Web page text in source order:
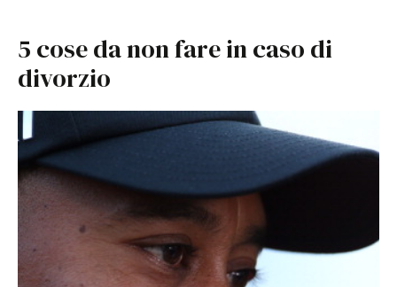
5 cose da non fare in caso di
divorzio